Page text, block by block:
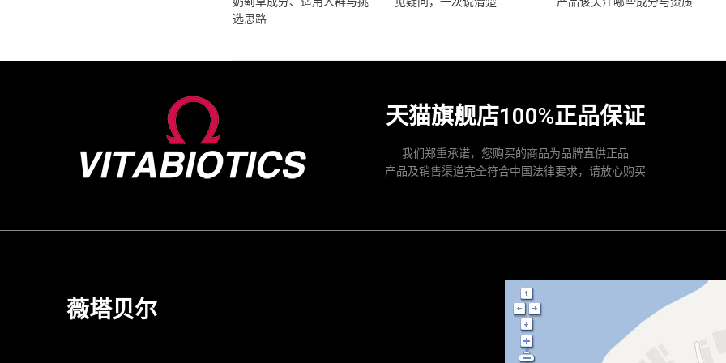
选思路
天猫旗舰店100%正品保证
我们郑重承诺，您购买的商品为品牌直供正品
产品及销售渠道完全符合中国法律要求，请放心购买
薇塔贝尔